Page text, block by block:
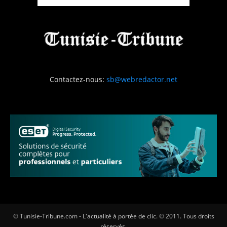
Contactez-nous: sb@webredactor.net
© Tunisie-Tribune.com - L'actualité à portée de clic. © 2011. Tous droits